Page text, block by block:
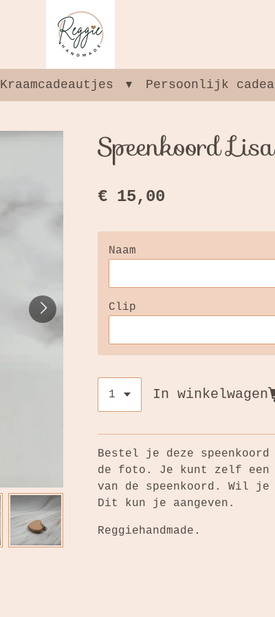
Kraamcadeautjes Persoonlijk
Speenkoord Lisa
€ 15,00
Naam
Clip
In winkelwagen
Bestel je deze
de foto. Je kunt zelf een
van de speenkoord. Wil
Dit kun je aangeven.
Reggiehandmade.